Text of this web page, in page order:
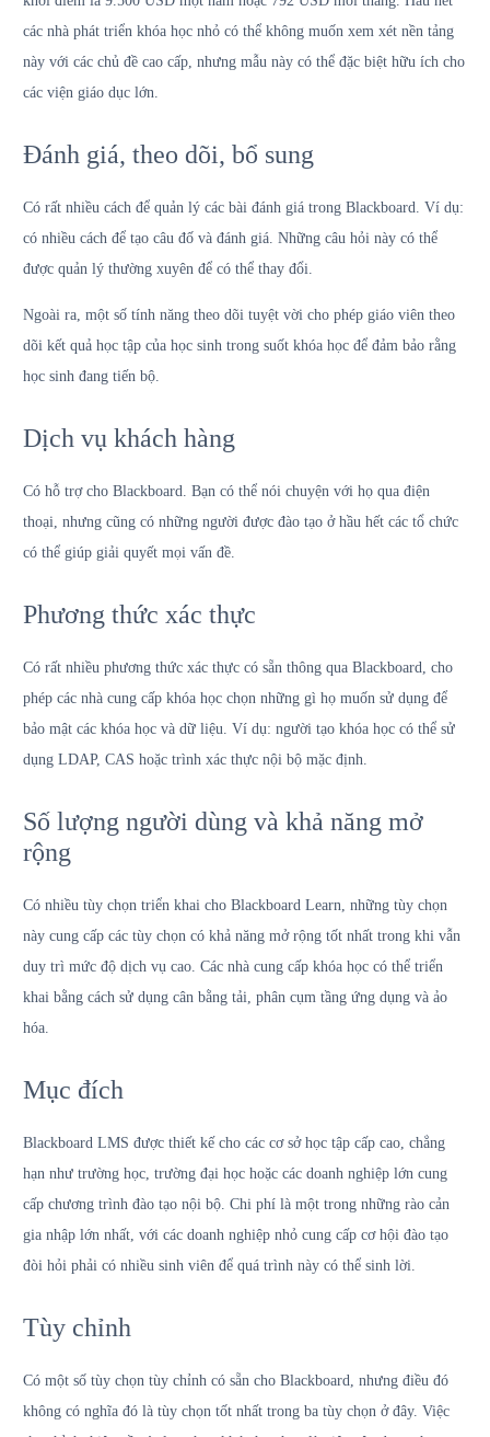
các nhà phát triển khóa học nhỏ có thể không muốn xem xét nền tảng
này với các chủ đề cao cấp, nhưng mẫu này có thể đặc biệt hữu ích cho
các viện giáo dục lớn.
Đánh giá, theo dõi, bổ sung
Có rất nhiều cách để quản lý các bài đánh giá trong Blackboard. Ví dụ:
có nhiều cách để tạo câu đố và đánh giá. Những câu hỏi này có thể
được quản lý thường xuyên để có thể thay đổi.
Ngoài ra, một số tính năng theo dõi tuyệt vời cho phép giáo viên theo
dõi kết quả học tập của học sinh trong suốt khóa học để đảm bảo rằng
học sinh đang tiến bộ.
Dịch vụ khách hàng
Có hỗ trợ cho Blackboard. Bạn có thể nói chuyện với họ qua điện
thoại, nhưng cũng có những người được đào tạo ở hầu hết các tổ chức
có thể giúp giải quyết mọi vấn đề.
Phương thức xác thực
Có rất nhiều phương thức xác thực có sẵn thông qua Blackboard, cho
phép các nhà cung cấp khóa học chọn những gì họ muốn sử dụng để
bảo mật các khóa học và dữ liệu. Ví dụ: người tạo khóa học có thể sử
dụng LDAP, CAS hoặc trình xác thực nội bộ mặc định.
Số lượng người dùng và khả năng mở
rộng
Có nhiều tùy chọn triển khai cho Blackboard Learn, những tùy chọn
này cung cấp các tùy chọn có khả năng mở rộng tốt nhất trong khi vẫn
duy trì mức độ dịch vụ cao. Các nhà cung cấp khóa học có thể triển
khai bằng cách sử dụng cân bằng tải, phân cụm tầng ứng dụng và ảo
hóa.
Mục đích
Blackboard LMS được thiết kế cho các cơ sở học tập cấp cao, chẳng
hạn như trường học, trường đại học hoặc các doanh nghiệp lớn cung
cấp chương trình đào tạo nội bộ. Chi phí là một trong những rào cản
gia nhập lớn nhất, với các doanh nghiệp nhỏ cung cấp cơ hội đào tạo
đòi hỏi phải có nhiều sinh viên để quá trình này có thể sinh lời.
Tùy chỉnh
Có một số tùy chọn tùy chỉnh có sẵn cho Blackboard, nhưng điều đó
không có nghĩa đó là tùy chọn tốt nhất trong ba tùy chọn ở đây. Việc